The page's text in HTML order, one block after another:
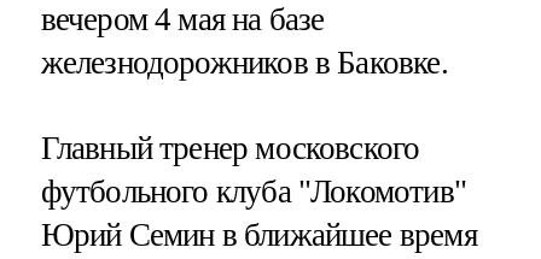
вечером 4 мая на базе
железнодорожников в Баковке.
Главный тренер московского
футбольного клуба "Локомотив"
Юрий Семин в ближайшее время